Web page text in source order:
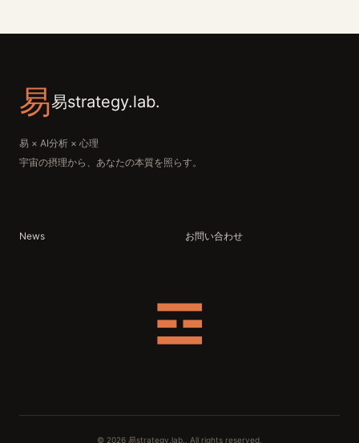
易易strategy.lab.
易 × AI分析 × 心理
宇宙の摂理から、あなたの本質を照らす。
News お問い合わせ
☲
© 2026 易strategy.lab.. All rights reserved.